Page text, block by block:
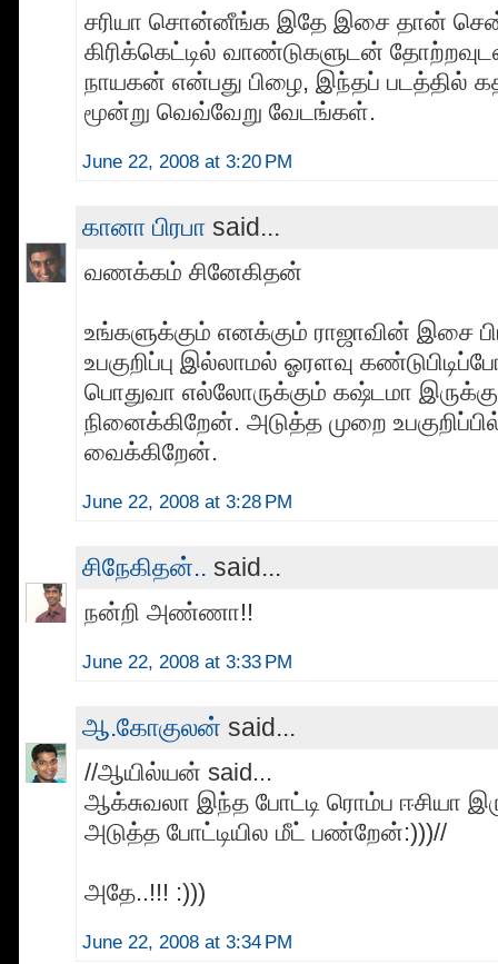
சரியா சொன்னீங்க இதே இசை தான்
கிரிக்கெட்டில் வாண்டுகளுடன்
நாயகன் என்பது பிழை, இந்தப் படத்தில்
மூன்று வெவ்வேறு வேடங்கள்.
June 22, 2008 at 3:20 PM
கானா பிரபா said...
வணக்கம் சினேகிதன்
உங்களுக்கும் எனக்கும் ராஜாவின் இசை
உபகுறிப்பு இல்லாமல் ஓரளவு
பொதுவா எல்லோருக்கும் கஷ்டமா
நினைக்கிறேன். அடுத்த முறை
வைக்கிறேன்.
June 22, 2008 at 3:28 PM
சிநேகிதன்.. said...
நன்றி அண்ணா!!
June 22, 2008 at 3:33 PM
ஆ.கோகுலன் said...
//ஆயில்யன் said...
ஆக்சுவலா இந்த போட்டி ரொம்ப ஈசியா
அடுத்த போட்டியில மீட் பண்றேன்:)))//
அதே..!!! :)))
June 22, 2008 at 3:34 PM